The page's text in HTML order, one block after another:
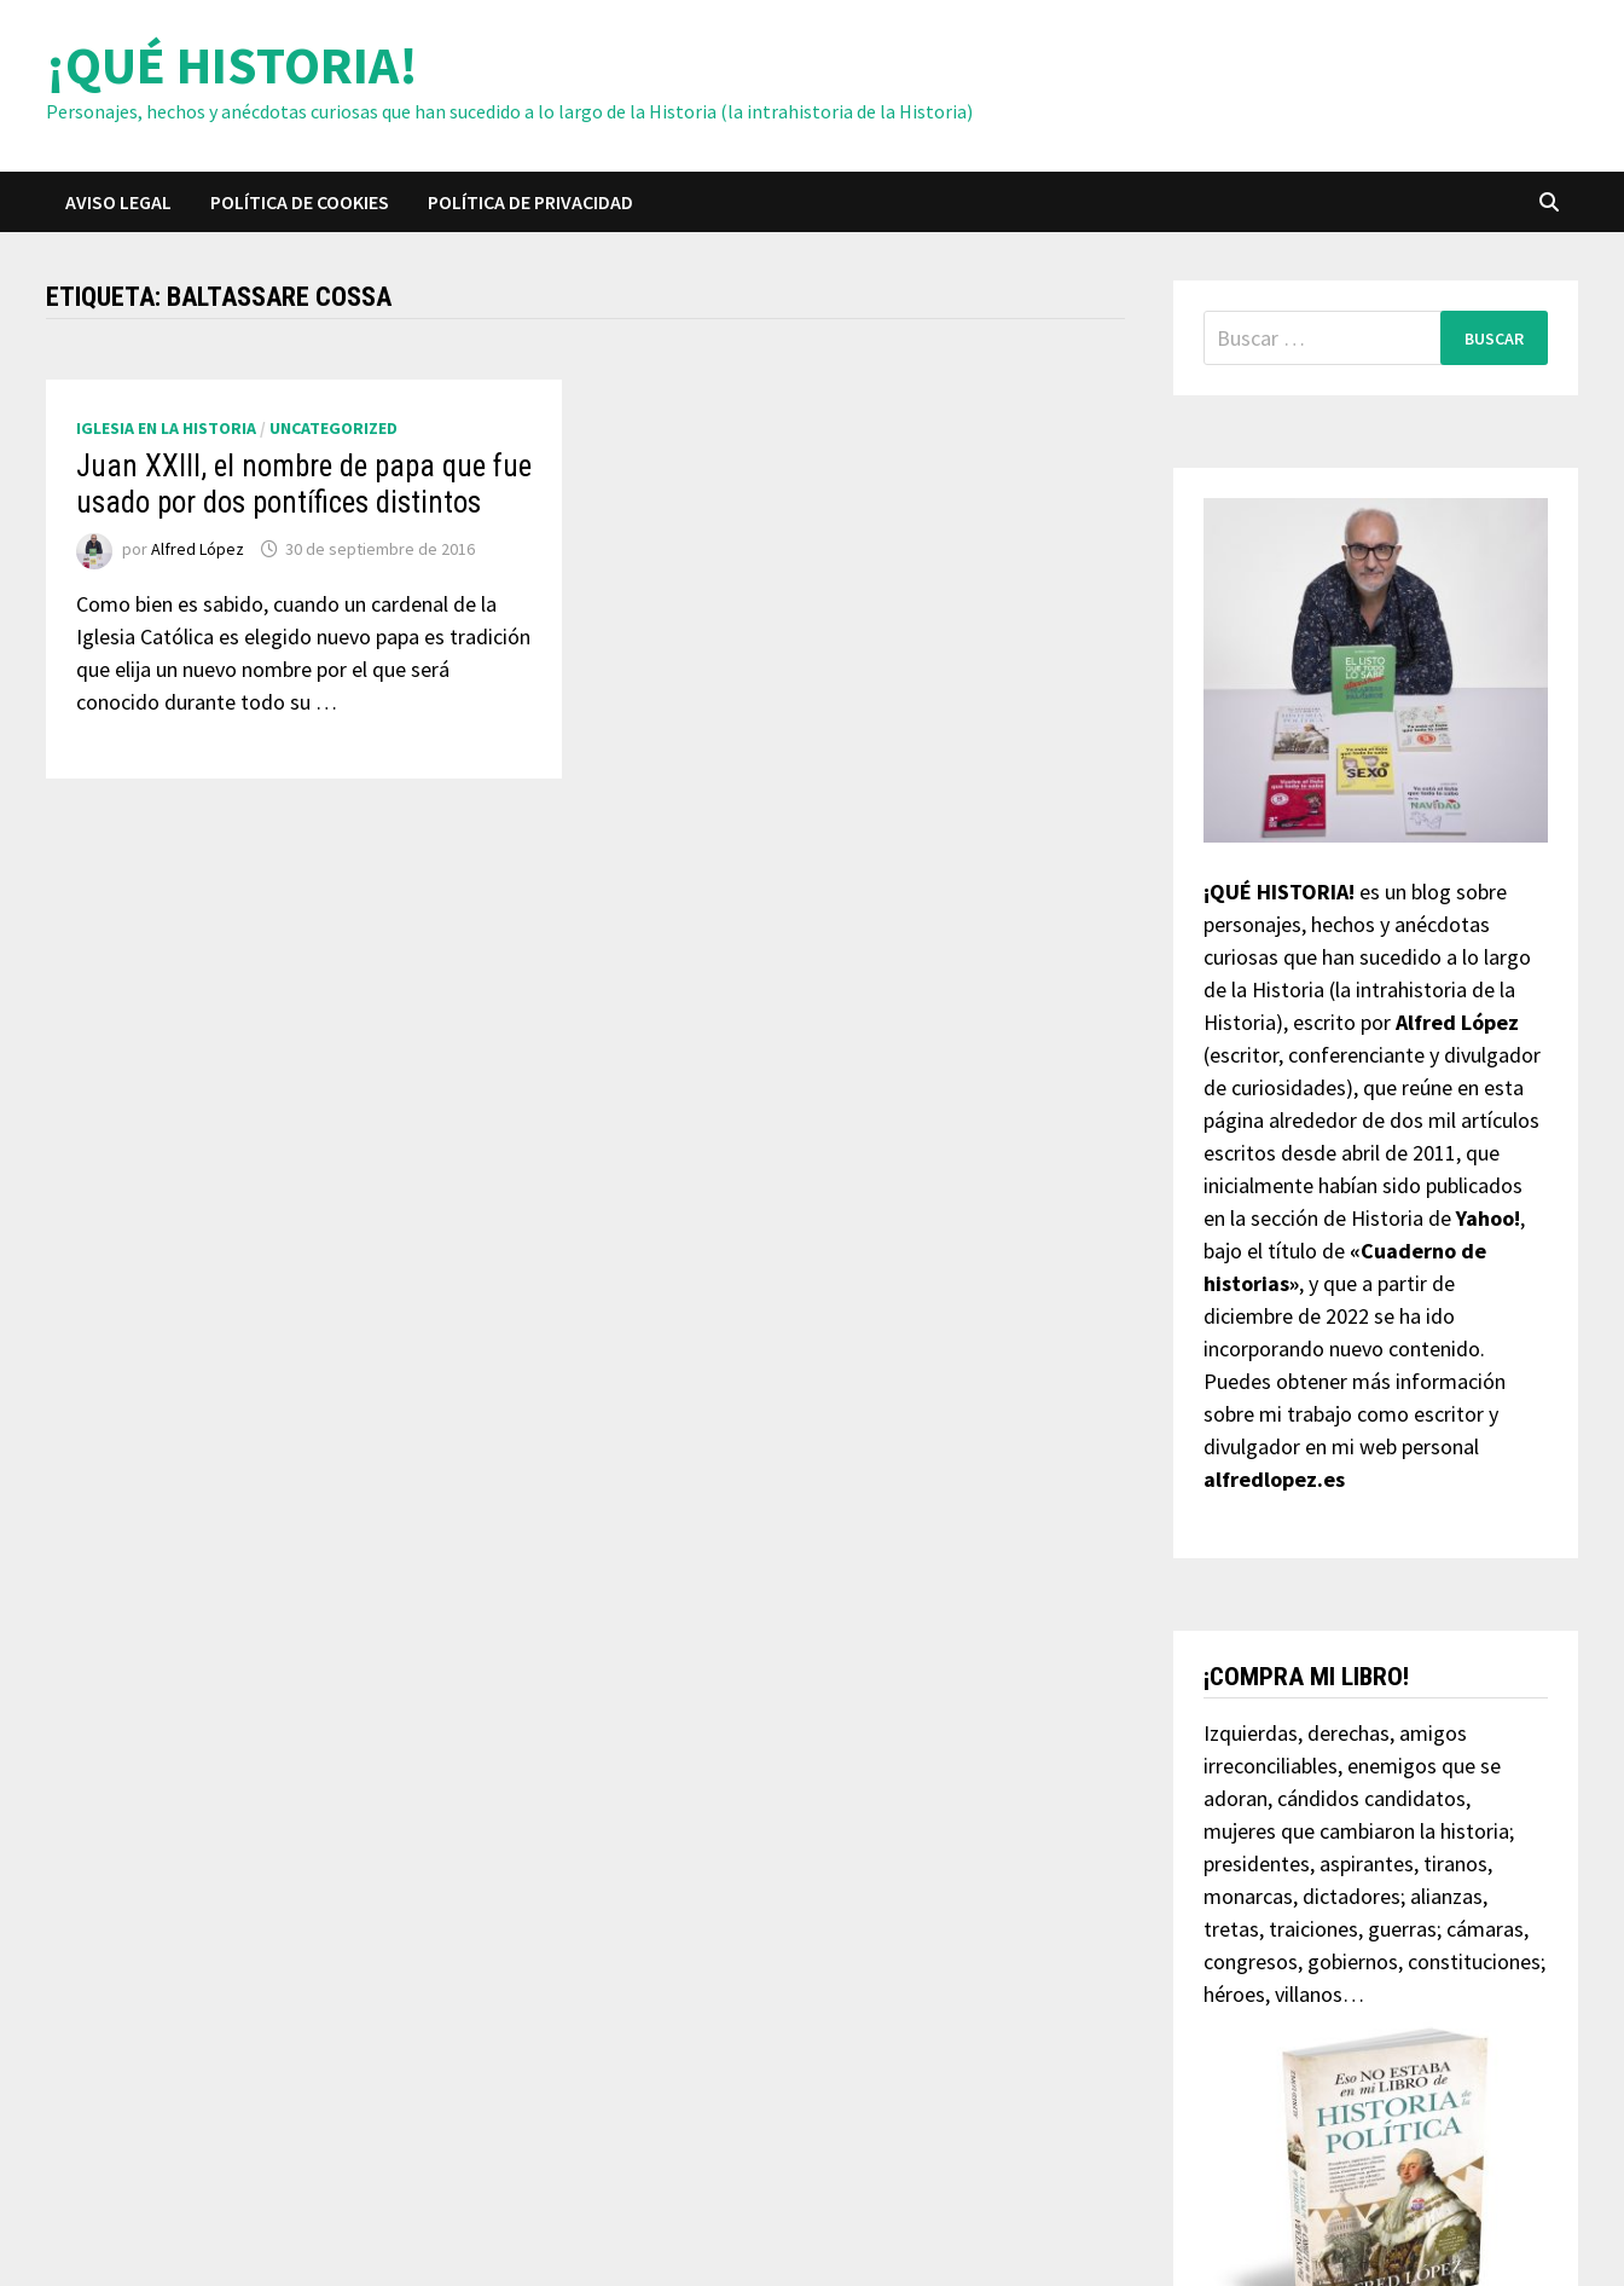
contenido¡QUÉ HISTORIA!
Personajes, hechos y anécdotas curiosas que han sucedido a lo largo de la Historia (la intrahistoria de la Historia)
AVISO LEGAL POLÍTICA DE COOKIES POLÍTICA DE PRIVACIDAD
ETIQUETA: BALTASSARE COSSA
IGLESIA EN LA HISTORIA / UNCATEGORIZED
Juan XXIII, el nombre de papa que fue
usado por dos pontífices distintos
porAlfred López 30 de septiembre de 2016
Como bien es sabido, cuando un cardenal de la
Iglesia Católica es elegido nuevo papa es tradición
que elija un nuevo nombre por el que será
conocido durante todo su …
Buscar:
¡QUÉ HISTORIA! es un blog sobre
personajes, hechos y anécdotas
curiosas que han sucedido a lo largo
de la Historia (la intrahistoria de la
Historia), escrito porAlfred López
(escritor, conferenciante y divulgador
de curiosidades), que reúne en esta
página alrededor de dos mil artículos
escritos desde abril de 2011, que
inicialmente habían sido publicados
en la sección de Historia deYahoo!,
bajo el título de «Cuaderno de
historias», y que a partir de
diciembre de 2022 se ha ido
incorporando nuevo contenido.
Puedes obtener más información
sobre mi trabajo como escritor y
divulgador en mi web personal
alfredlopez.es
¡COMPRA MI LIBRO!
Izquierdas, derechas, amigos
irreconciliables, enemigos que se
adoran, cándidos candidatos,
mujeres que cambiaron la historia;
presidentes, aspirantes, tiranos,
monarcas, dictadores; alianzas,
tretas, traiciones, guerras; cámaras,
congresos, gobiernos, constituciones;
héroes, villanos…